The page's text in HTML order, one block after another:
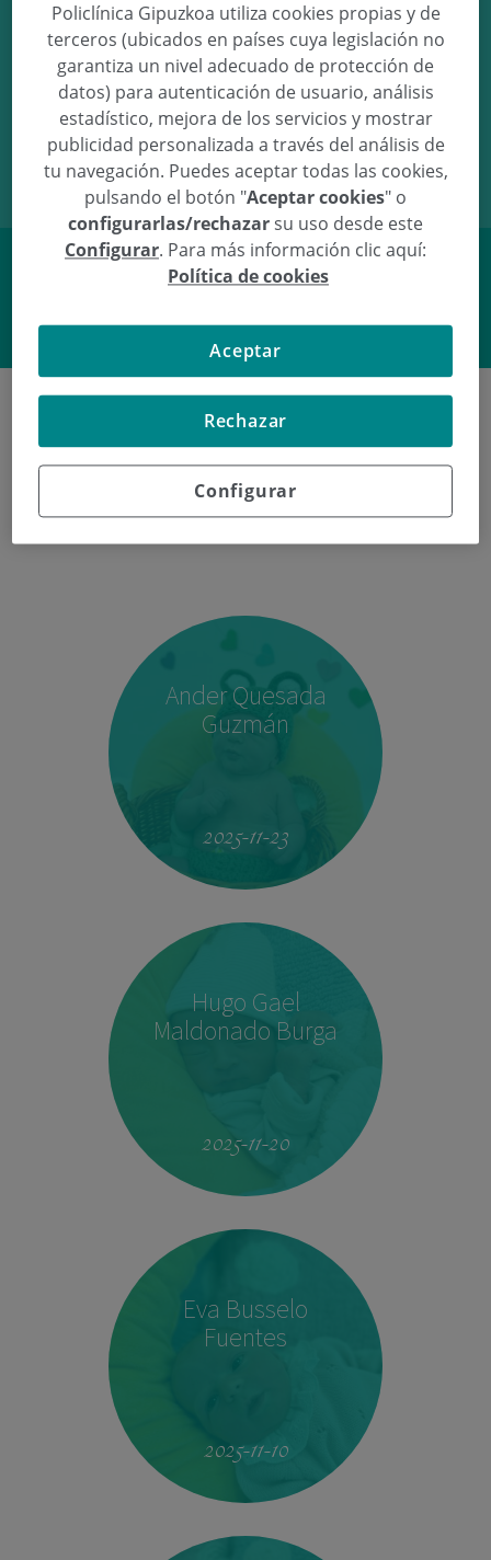
18/10/16 01:30 3,98Kg 52,5cm
Poliklinika Gipuzkoako azken
jaiotzeak
Ander Quesada
Guzmán
2025-11-23
Hugo Gael
Maldonado Burga
2025-11-20
Eva Busselo
Fuentes
2025-11-10
Policlínica Gipuzkoa utiliza cookies propias y de
terceros (ubicados en países cuya legislación no
garantiza un nivel adecuado de protección de
datos) para autenticación de usuario, análisis
estadístico, mejora de los servicios y mostrar
publicidad personalizada a través del análisis de
tu navegación. Puedes aceptar todas las cookies,
pulsando el botón "Aceptar cookies" o
configurarlas/rechazarsu uso desde este
Configurar. Para más información clic aquí:
Política de cookies
Configurar
Rechazar
Aceptar